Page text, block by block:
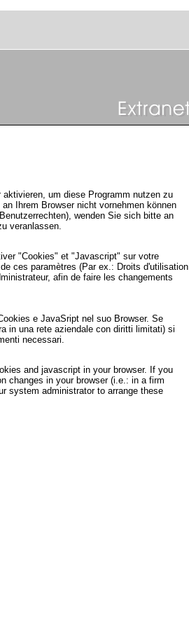
um diese Programm nutzen zu
Ihrem Browser nicht vornehmen können
wenden Sie sich bitte an
veranlassen.
"Cookies" et "Javascript" sur votre
ces paramètres (Par ex.: Droits d'utilisation
afin de faire les changements
e JavaSript nel suo Browser. Se
in una rete aziendale con diritti limitati) si
necessari.
and javascript in your browser. If you
changes in your browser (i.e.: in a firm
system administrator to arrange these